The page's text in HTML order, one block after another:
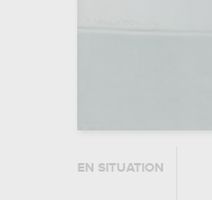
EN SITUATION